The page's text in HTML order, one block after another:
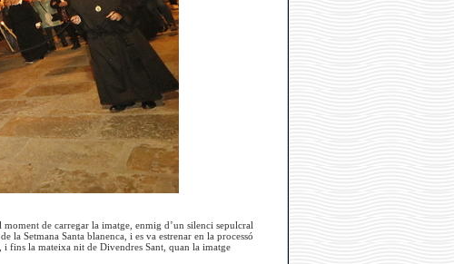
de carregar la imatge, enmig d’un silenci sepulcral
Setmana Santa blanenca, i es va estrenar en la processó
i fins la mateixa nit de Divendres Sant, quan la imatge